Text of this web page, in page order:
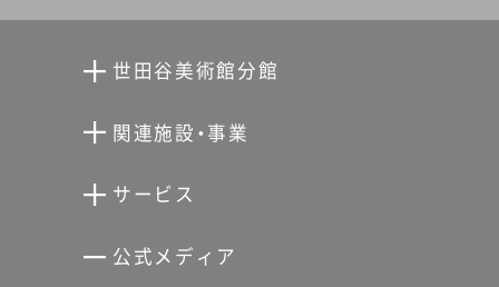
世田谷美術館分館
分館スケジュール
関連施設・事業
世田谷文学館
サービス
せたがやアーツカード
公式メディア